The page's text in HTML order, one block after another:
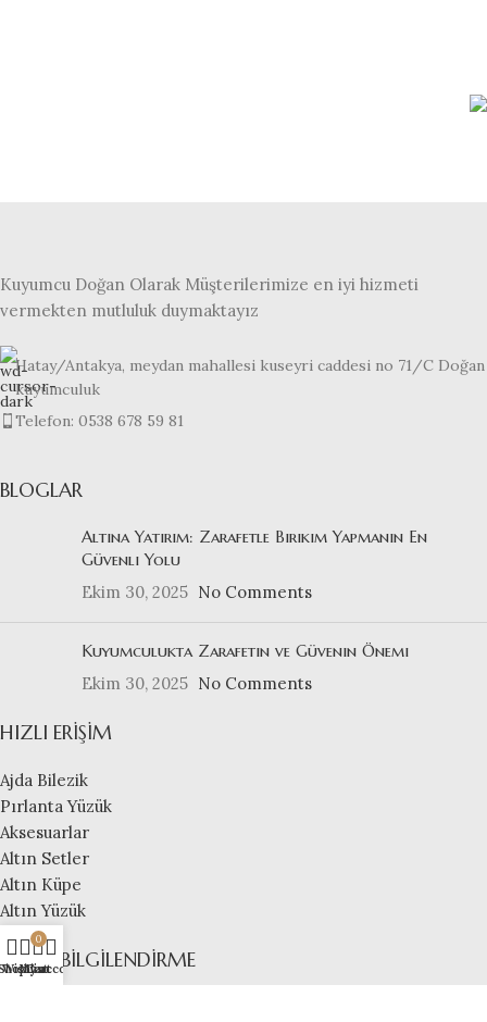
Kuyumcu Doğan Olarak Müşterilerimize en iyi hizmeti
vermekten mutluluk duymaktayız
Hatay/Antakya, meydan mahallesi kuseyri caddesi no 71/C Doğan
kuyumculuk
Telefon: 0538 678 59 81
BLOGLAR
Altına Yatırım: Zarafetle Birikim Yapmanın En
Güvenli Yolu
Ekim 30, 2025 No Comments
Kuyumculukta Zarafetin ve Güvenin Önemi
Ekim 30, 2025 No Comments
HIZLI ERIŞIM
Ajda Bilezik
Pırlanta Yüzük
Aksesuarlar
Altın Setler
Altın Küpe
Altın Yüzük
YASAL BILGILENDIRME
Wishlist
0
Cart
My account